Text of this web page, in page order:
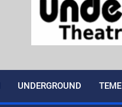
UNDERGROUND TEME